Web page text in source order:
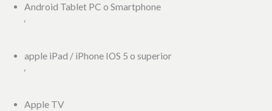
Android Tablet PC o Smartphone
‘
apple iPad / iPhone IOS 5 o superior
‘
Apple TV